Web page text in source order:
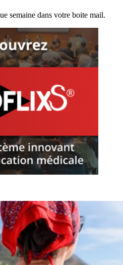
semaine dans votre boite mail.